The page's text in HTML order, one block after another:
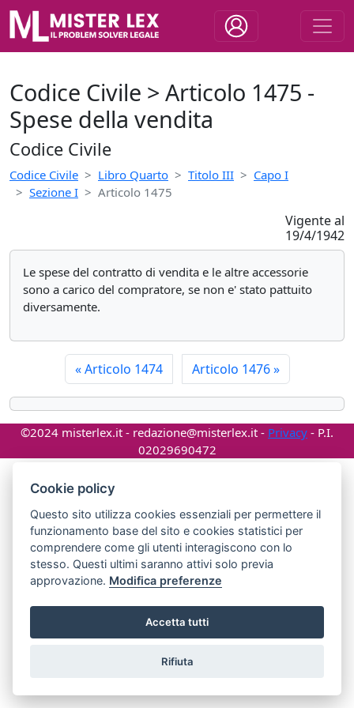
Codice Civile > Articolo 1475 -
Spese della vendita
Codice Civile
Codice Civile Libro Quarto Titolo III
Capo I
Sezione I
Articolo 1475
Vigente al
19/4/1942
Le spese del contratto di vendita e le altre accessorie
sono a carico del compratore, se non e' stato pattuito
diversamente.
«Articolo 1474 Articolo 1476»
©2024 misterlex.it - redazione@misterlex.it - Privacy - P.I.
02029690472
Cookie policy
Questo sito utilizza cookies essenziali per permettere il
funzionamento base del sito e cookies statistici per
comprendere come gli utenti interagiscono con lo
stesso. Questi ultimi saranno attivi solo previa
approvazione. Modifica preferenze
Accetta tutti
Rifiuta